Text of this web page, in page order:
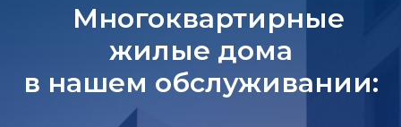
Многоквартирные
жилые дома
в нашем обслуживании: